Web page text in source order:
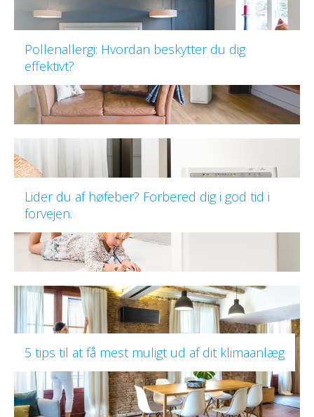
Pollenallergi: Hvordan beskytter du dig
effektivt?
Lider du af høfeber? Forbered dig i god tid i
forvejen.
5 tips til at få mest muligt ud af dit klimaanlæg